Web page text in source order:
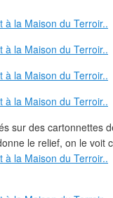
sur des cartonnettes
le relief, on le voit